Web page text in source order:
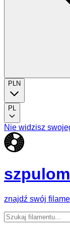
PLN
PL
Nie widzisz
znajdź swój